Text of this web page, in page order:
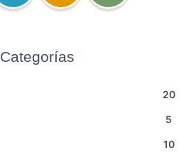
Categorías
20
5
10